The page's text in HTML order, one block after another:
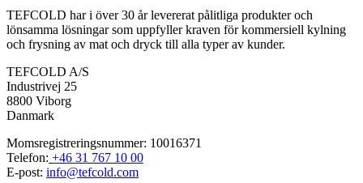
TEFCOLD har i över 30 år levererat pålitliga produkter och
lönsamma lösningar som uppfyller kraven för kommersiell kylning
och frysning av mat och dryck till alla typer av kunder.
TEFCOLD A/S
Industrivej 25
8800 Viborg
Danmark
Momsregistreringsnummer: 10016371
Telefon: +46 31 767 10 00
E-post: info@tefcold.com